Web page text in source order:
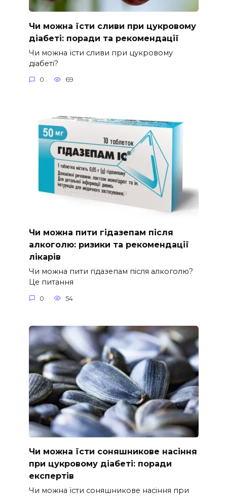
Чи можна їсти сливи при цукровому
діабеті: поради та рекомендації
Чи можна їсти сливи при цукровому
діабеті?
0 69
Чи можна пити гідазепам після
алкоголю: ризики та рекомендації
лікарів
Чи можна пити гідазепам після алкоголю?
Це питання
0 54
Чи можна їсти соняшникове насіння
при цукровому діабеті: поради
експертів
Чи можна їсти соняшникове насіння при